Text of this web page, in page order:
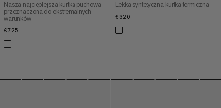
Nasza najcieplejsza kurtka puchowa
przeznaczona do ekstremalnych
warunków
€725
Lekka syntetyczna kurtka termiczna
€320